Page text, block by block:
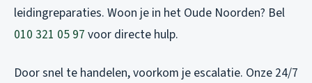
leidingreparaties. Woon je in het Oude Noorden? Bel
010 321 05 97 voor directe hulp.
Door snel te handelen, voorkom je escalatie. Onze 24/7